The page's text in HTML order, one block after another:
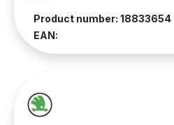
Product number: 18833654
EAN: